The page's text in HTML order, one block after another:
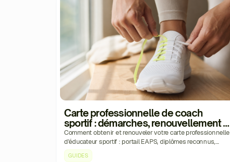
Carte professionnelle de coach
sportif : démarches, renouvellement et
pièges à éviter
Comment obtenir et renouveler votre carte professionnelle
d'éducateur sportif : portail EAPS, diplômes reconnus,
pièces justificatives et erreurs fréquentes.
GUIDES